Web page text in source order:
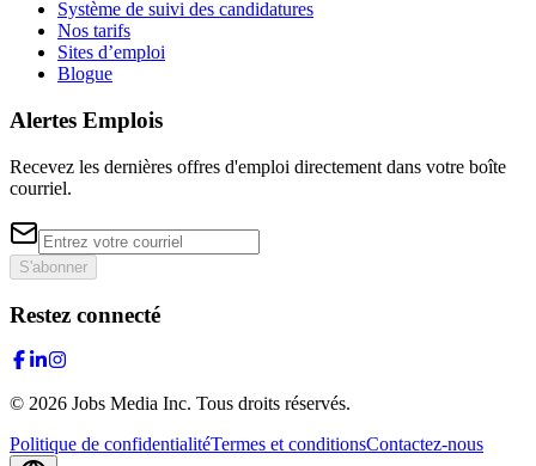
Système de suivi des candidatures
Nos tarifs
Sites d’emploi
Blogue
Alertes Emplois
Recevez les dernières offres d'emploi directement dans votre boîte
courriel.
S'abonner
Restez connecté
© 2026 Jobs Media Inc. Tous droits réservés.
Politique de confidentialitéTermes et conditionsContactez-nous